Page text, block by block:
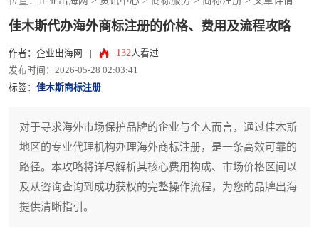
佳木斯代办海外商标注册的价格、费用及流程攻略
作者：企业出海网 132人看过
发布时间：2026-05-28 02:03:41
标签： 佳木斯商标注册
对于寻求海外市场保护品牌的企业与个人而言，通过佳木斯
地区的专业代理机构办理海外商标注册，是一条高效可靠的
路径。本攻略将详尽解析其核心费用构成、市场价格区间以
及从咨询查询到成功获权的完整操作流程，为您的品牌出海
提供清晰指引。